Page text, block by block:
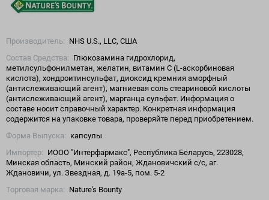
Производитель: NHS U.S., LLC, США
Состав Средства: Глюкозамина гидрохлорид,
метилсульфонилметан, желатин, витамин С (L-аскорбиновая
кислота), хондроитинсульфат, диоксид кремния аморфный
(антислеживающий агент), магниевая соль стеариновой кислоты
(антислеживающий агент), марганца сульфат. Информация о
составе носит справочный характер. Конкретная информация
содержится на упаковке товара, проверяйте перед приобретением.
Форма Выпуска: капсулы
Импортер: ИООО "Интерфармакс", Республика Беларусь, 223028,
Минская область, Минский район, Ждановичский с/с, аг.
Ждановичи, ул. Звездная, д. 19а-5, пом. 5-2
Торговая марка: Nature's Bounty